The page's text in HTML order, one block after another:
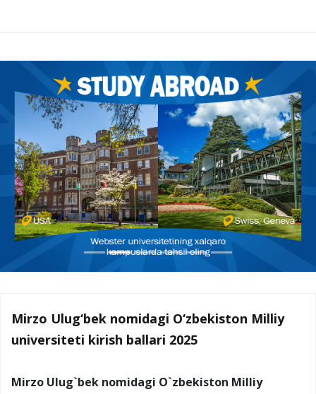
Mirzo Ulug‘bek nomidagi O‘zbekiston Milliy
universiteti kirish ballari 2025
Mirzo Ulug`bek nomidagi O`zbekiston Milliy